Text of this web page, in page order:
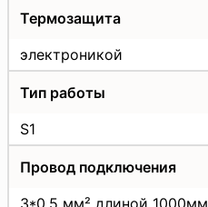
Термозащита
электроникой
Тип работы
S1
Провод подключения